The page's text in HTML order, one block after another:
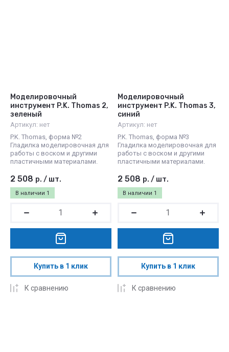
Моделировочный
инструмент P.K. Thomas 2,
зеленый
Артикул: нет
P.K. Thomas, форма №2
Гладилка моделировочная для
работы с воском и другими
пластичными материалами.
В наличии 1
2 508 р. / шт.
Купить в 1 клик
К сравнению
Моделировочный
инструмент P.K. Thomas 3,
синий
Артикул: нет
P.K. Thomas, форма №3
Гладилка моделировочная для
работы с воском и другими
пластичными материалами.
В наличии 1
2 508 р. / шт.
Купить в 1 клик
К сравнению